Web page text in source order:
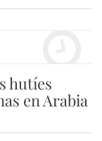
hutíes
en Arabia